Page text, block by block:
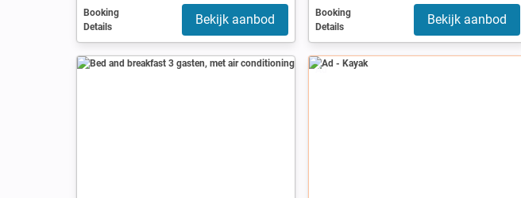
Booking
Details
Bekijk aanbod
Booking
Details
Bekijk aanbod
Ad